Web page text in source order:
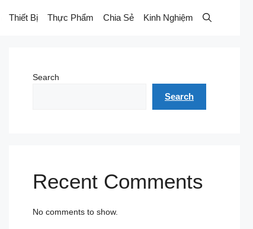
Thiết Bị Thực Phẩm Chia Sẻ Kinh Nghiệm
Search
Search
Recent Comments
No comments to show.